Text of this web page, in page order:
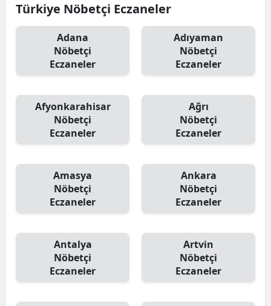
Türkiye Nöbetçi Eczaneler
Adana
Nöbetçi
Eczaneler
Adıyaman
Nöbetçi
Eczaneler
Afyonkarahisar
Nöbetçi
Eczaneler
Ağrı
Nöbetçi
Eczaneler
Amasya
Nöbetçi
Eczaneler
Ankara
Nöbetçi
Eczaneler
Antalya
Nöbetçi
Eczaneler
Artvin
Nöbetçi
Eczaneler